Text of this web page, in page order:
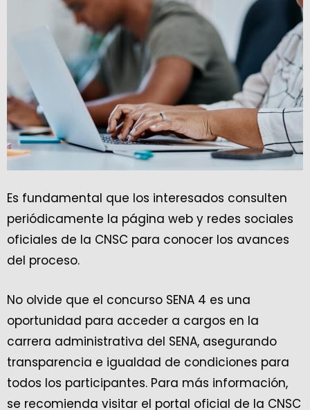
Es fundamental que los interesados consulten
periódicamente la página web y redes sociales
oficiales de la CNSC para conocer los avances
del proceso.
No olvide que el concurso SENA 4 es una
oportunidad para acceder a cargos en la
carrera administrativa del SENA, asegurando
transparencia e igualdad de condiciones para
todos los participantes. Para más información,
se recomienda visitar el portal oficial de la CNSC